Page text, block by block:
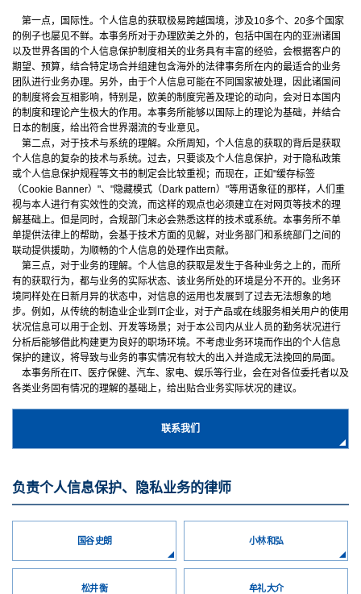
第一点，国际性。个人信息的获取极易跨越国境，涉及10多个、20多个国家
的例子也屡见不鲜。本事务所对于办理欧美之外的，包括中国在内的亚洲诸国
以及世界各国的个人信息保护制度相关的业务具有丰富的经验，会根据客户的
期望、预算，结合特定场合并组建包含海外的法律事务所在内的最适合的业务
团队进行业务办理。另外，由于个人信息可能在不同国家被处理，因此诸国间
的制度将会互相影响，特别是，欧美的制度完善及理论的动向，会对日本国内
的制度和理论产生极大的作用。本事务所能够以国际上的理论为基础，并结合
日本的制度，给出符合世界潮流的专业意见。
第二点，对于技术与系统的理解。众所周知，个人信息的获取的背后是获取
个人信息的复杂的技术与系统。过去，只要谈及个人信息保护，对于隐私政策
或个人信息保护规程等文书的制定会比较重视；而现在，正如"缓存标签
（Cookie Banner）"、"隐藏模式（Dark pattern）"等用语象征的那样，人们重
视与本人进行有实效性的交流，而这样的观点也必须建立在对网页等技术的理
解基础上。但是同时，合规部门未必会熟悉这样的技术或系统。本事务所不单
单提供法律上的帮助，会基于技术方面的见解，对业务部门和系统部门之间的
联动提供援助，为顺畅的个人信息的处理作出贡献。
第三点，对于业务的理解。个人信息的获取是发生于各种业务之上的，而所
有的获取行为，都与业务的实际状态、该业务所处的环境是分不开的。业务环
境同样处在日新月异的状态中，对信息的运用也发展到了过去无法想象的地
步。例如，从传统的制造业企业到IT企业，对于产品或在线服务相关用户的使用
状况信息可以用于企划、开发等场景；对于本公司内从业人员的勤务状况进行
分析后能够借此构建更为良好的职场环境。不考虑业务环境而作出的个人信息
保护的建议，将导致与业务的事实情况有较大的出入并造成无法挽回的局面。
本事务所在IT、医疗保健、汽车、家电、娱乐等行业，会在对各位委托者以及
各类业务固有情况的理解的基础上，给出贴合业务实际状况的建议。
联系我们
负责个人信息保护、隐私业务的律师
国谷 史朗 小林 和弘
松井 衡 牟礼 大介